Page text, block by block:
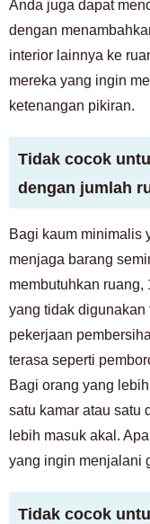
Anda juga dapat
dengan
interior lainnya ke
mereka yang ingin
ketenangan pikiran.
Tidak cocok
dengan jumlah
Bagi kaum minimalis
menjaga barang
membutuhkan ruang,
yang tidak
pekerjaan
terasa seperti
Bagi orang yang
satu kamar atau satu
lebih masuk akal.
yang ingin menjalani
Tidak cocok